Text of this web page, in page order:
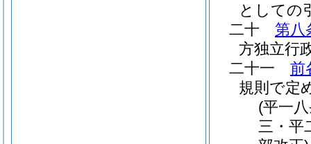
としての
二十
第八
方独立行
二十一
前
規則で定
(平一
三・平